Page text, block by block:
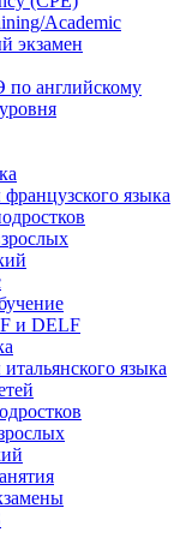
Academic
экзамен
английскому
языка
и DELF
языка